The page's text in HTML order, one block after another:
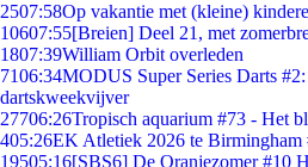
2507:58Op vakantie met (kleine)
10607:55[Breien] Deel 21, met
1807:39William Orbit overleden
7106:34MODUS Super Series Darts
dartskweekvijver
27706:26Tropisch aquarium #73 - Het
405:26EK Atletiek 2026 te Birmingham
19505:16[SBS6] De Oranjezomer #10